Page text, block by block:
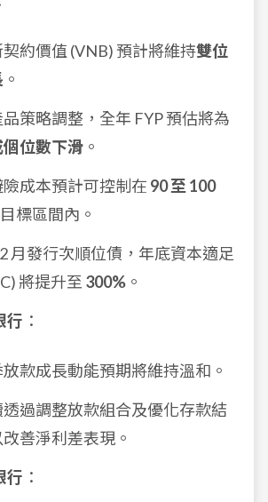
約價值 (VNB) 預計將維持雙位
。
策略調整，全年 FYP 預估將為
位數下滑 。
成本預計可控制在 90 至 100
標區間內。
月發行次順位債，年底資本適足
將提升至 300% 。
行 ：
款成長動能預期將維持溫和。
透過調整放款組合及優化存款結
善淨利差表現。
行 ：